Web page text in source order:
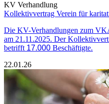
KV Verhandlung
Kollektivvertrag Verein für
Die KV-Verhandlungen zum
am 21.11.2025. Der
betrifft 17.000 Beschäftigte.
22.01.26